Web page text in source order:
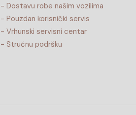
- Dostavu robe našim vozilima
- Pouzdan korisnički servis
- Vrhunski servisni centar
- Stručnu podršku